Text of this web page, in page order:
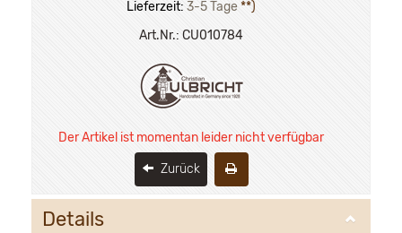
Lieferzeit: 3-5 Tage**)
Art.Nr.: CU010784
Der Artikel ist momentan leider nicht verfügbar
Zurück
Details